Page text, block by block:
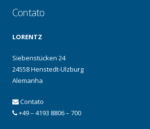
Contato
LORENTZ
Siebenstücken 24
24558 Henstedt-Ulzburg
Alemanha
Contato
+49 – 4193 8806 – 700